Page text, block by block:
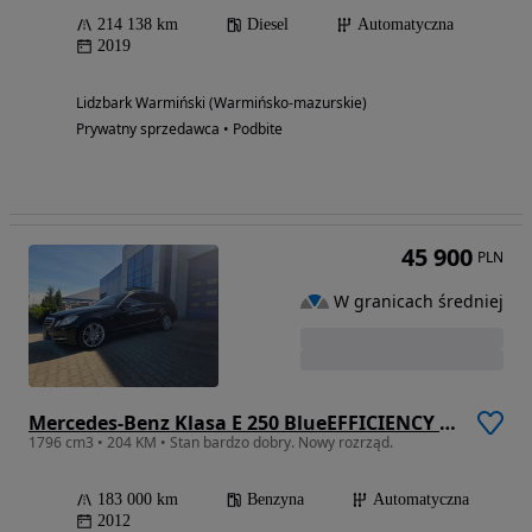
214 138 km Diesel
Automatyczna
2019
Lidzbark Warmiński (Warmińsko-mazurskie)
Prywatny sprzedawca • Podbite
Mercedes-Benz Klasa E 250 BlueEFFICIENCY 7G-TRONIC Avantgarde
1796 cm3 • 204 KM • Stan bardzo dobry. Nowy rozrząd.
183 000 km Benzyna
Automatyczna
2012
45 900 PLN
W granicach średniej